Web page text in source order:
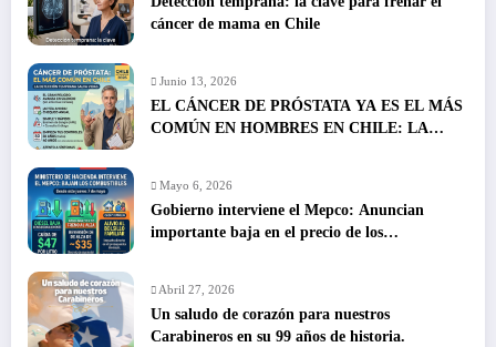
cáncer de mama en Chile
Junio 13, 2026
EL CÁNCER DE PRÓSTATA YA ES EL MÁS
COMÚN EN HOMBRES EN CHILE: LA
Mayo 6, 2026
Gobierno interviene el Mepco: Anuncian
importante baja en el precio de los
Abril 27, 2026
Un saludo de corazón para nuestros
Carabineros en su 99 años de historia.